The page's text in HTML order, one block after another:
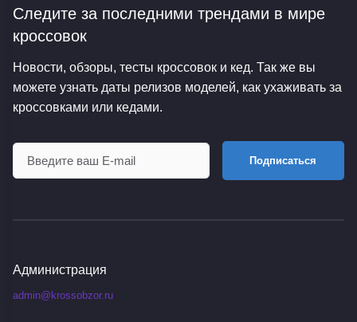
Следите за последними трендами в мире
кроссовок
Новости, обзоры, тесты кроссовок и кед. Так же вы
можете узнать даты релизов моделей, как ухаживать за
кроссовками или кедами.
Подписаться
Администрация
admin@krossobzor.ru